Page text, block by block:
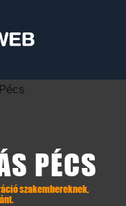
PÉCS
szakembereknek,